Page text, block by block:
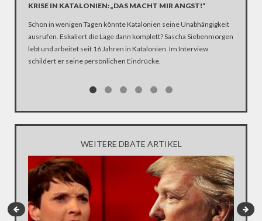
KRISE IN KATALONIEN: „DAS MACHT MIR ANGST!“
Schon in wenigen Tagen könnte Katalonien seine Unabhängigkeit
ausrufen. Eskaliert die Lage dann komplett? Sascha Siebenmorgen
lebt und arbeitet seit 16 Jahren in Katalonien. Im Interview
schildert er seine persönlichen Eindrücke.
WEITERE DBATE ARTIKEL